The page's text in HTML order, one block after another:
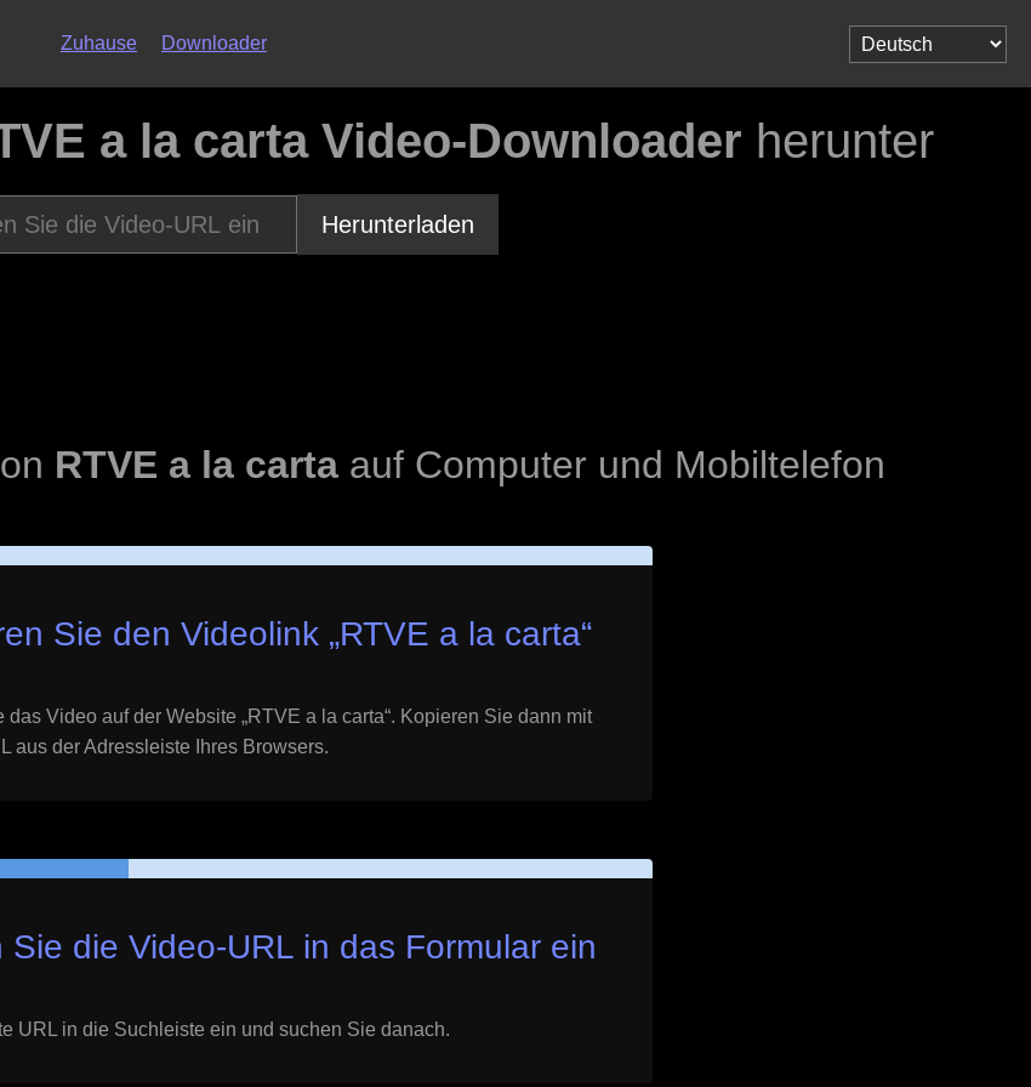
Zuhause Downloader
a la carta Video-Downloader herunter
Herunterladen
RTVE a la carta auf Computer und Mobiltelefon
Sie den Videolink „RTVE a la carta“
Video auf der Website „RTVE a la carta“. Kopieren Sie dann mit
aus der Adressleiste Ihres Browsers.
Sie die Video-URL in das Formular ein
URL in die Suchleiste ein und suchen Sie danach.